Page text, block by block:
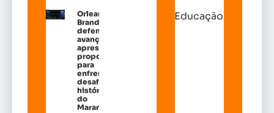
Orleans
Brandão
defende
avanços e
apresenta
propostas
para
enfrentar
desafios
históricos
do
Maranhão
Educação